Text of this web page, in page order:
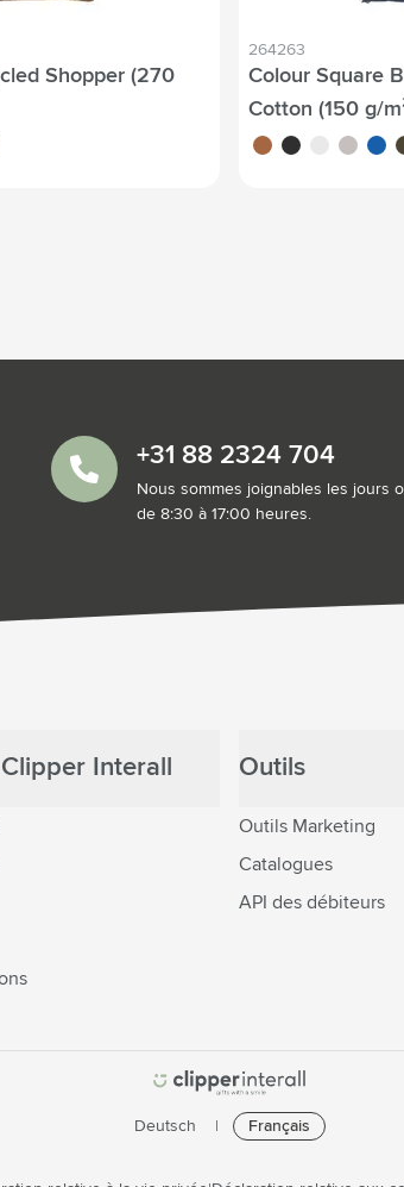
Shopper (270
marine
264263
Colour Square
Cotton (150 g/
brun noir blancgris bleu
+31 88 2324 704
Nous sommes joignables les jours
de 8:30 à 17:00 heures.
Interall Outils
Outils Marketing
Catalogues
API des débiteurs
Deutsch Français